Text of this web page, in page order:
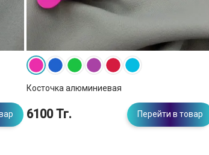
Косточка алюминиевая
6100 Тг. Перейти в товар